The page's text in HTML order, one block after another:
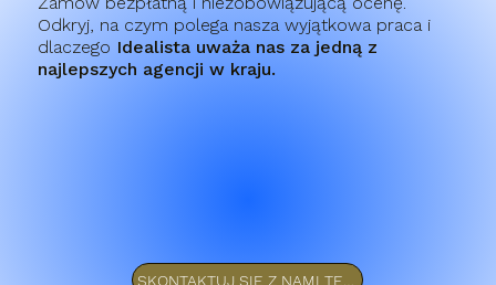
Odkryj, na czym polega nasza wyjątkowa praca i
dlaczego Idealista uważa nas za jedną z
najlepszych agencji w kraju.